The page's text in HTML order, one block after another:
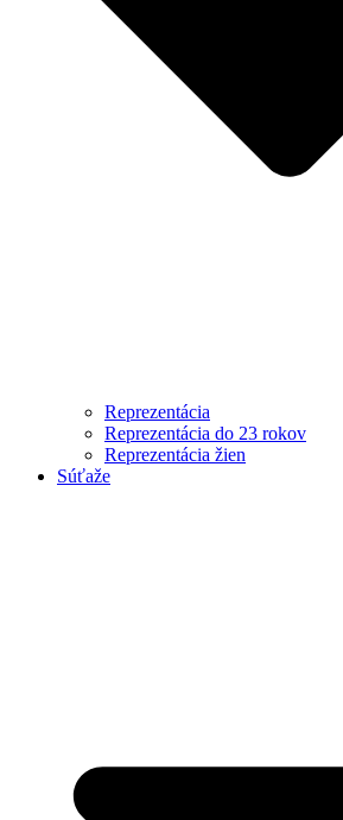
Reprezentácia
Reprezentácia do 23 rokov
Reprezentácia žien
Súťaže